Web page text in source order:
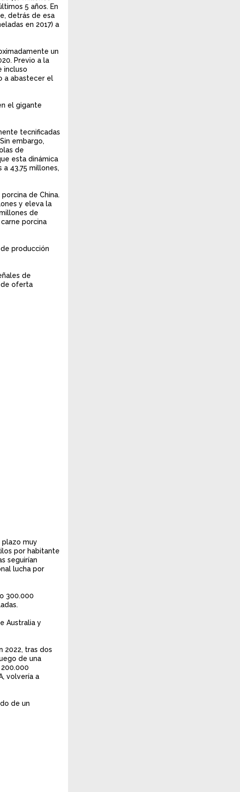
5 años. En
detrás de esa
en 2017) a
un
Previo a la
incluso
a abastecer el
el gigante
tecnificadas
embargo,
de
esta dinámica
43,75 millones,
de China.
y eleva la
de
porcina
producción
de
de oferta
muy
por habitante
seguirían
lucha por
300.000
Australia y
2022, tras dos
de una
volvería a
de un